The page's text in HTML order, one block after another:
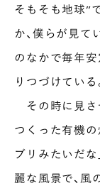
そもそも地球”
か、僕らが見て
のなかで毎年
りつづけている
その時に見さ
つくった有機の
ブリみたいだ
麗な風景で、風